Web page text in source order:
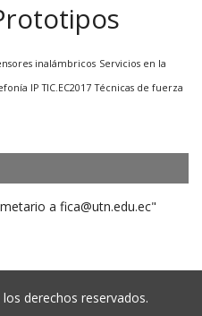
inalámbricos Servicios en la
IP TIC.EC2017 Técnicas de fuerza
a fica@utn.edu.ec"
derechos reservados.